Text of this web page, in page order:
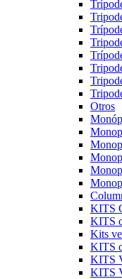
Otros
KITS
KITS
Kits
KITS
KITS
KITS